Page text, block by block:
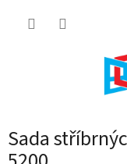
Sada